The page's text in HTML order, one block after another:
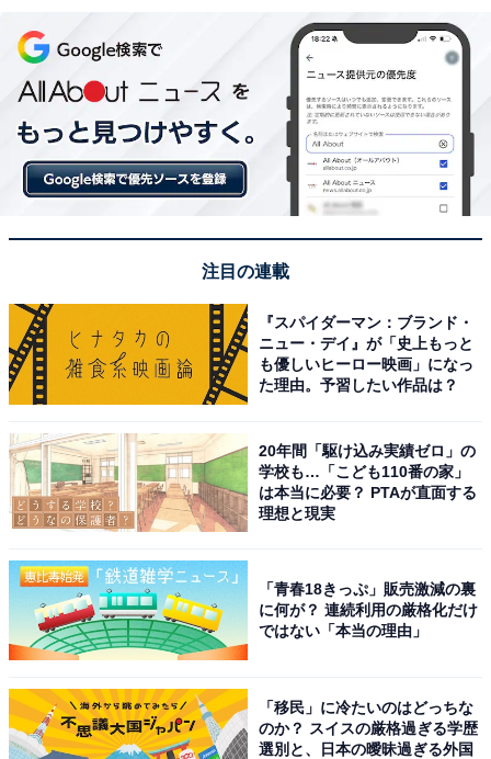
「四万温泉 積善館本館」は日本最古の木造湯宿建
築で歴史に浸るひとときを
注目の連載
『スパイダーマン：ブランド・
ニュー・デイ』が「史上もっと
も優しいヒーロー映画」になっ
た理由。予習したい作品は？
20年間「駆け込み実績ゼロ」の
学校も…「こども110番の家」
は本当に必要？ PTAが直面する
理想と現実
「青春18きっぷ」販売激減の裏
に何が？ 連続利用の厳格化だけ
ではない「本当の理由」
「移民」に冷たいのはどっちな
のか？ スイスの厳格過ぎる学歴
選別と、日本の曖昧過ぎる外国